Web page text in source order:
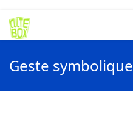
Geste symbolique